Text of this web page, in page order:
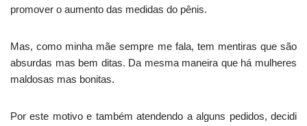
promover o aumento das medidas do pênis.
Mas, como minha mãe sempre me fala, tem mentiras que são
absurdas mas bem ditas. Da mesma maneira que há mulheres
maldosas mas bonitas.
Por este motivo e também atendendo a alguns pedidos, decidi